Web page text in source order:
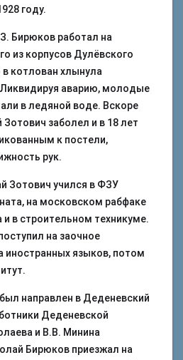
году.
Бирюков работал на
из корпусов Дулёвского
котлован хлынула
аварию, молодые
в ледяной воде. Вскоре
заболел и в 18 лет
к постели,
рук.
Зотович учился в ФЗУ
на московском рабфаке
в строительном техникуме.
на заочное
иностранных языков, потом
направлен в Деденевский
Деденевской
и В.В. Минина
Бирюков приезжал на